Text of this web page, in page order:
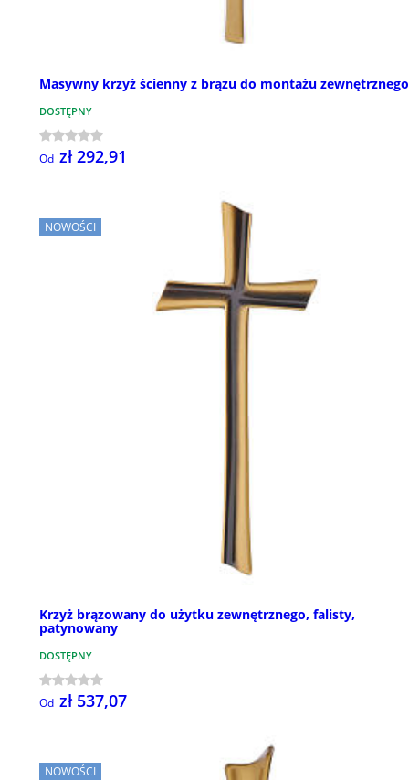
Masywny krzyż ścienny z brązu do montażu zewnętrznego
DOSTĘPNY
Od zł 292,91
NOWOŚCI
Krzyż brązowany do użytku zewnętrznego, falisty,
patynowany
DOSTĘPNY
Od zł 537,07
NOWOŚCI